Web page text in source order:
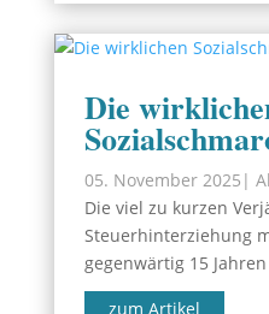
Die
05. November 2025 |
Die viel zu kurzen
Steuerhinterziehung
gegenwärtig 15
zum Artikel